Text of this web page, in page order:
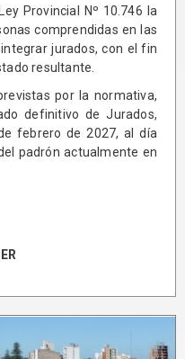
Provincial Nº 10.746 la
comprendidas en las
jurados, con el fin
resultante.
por la normativa,
definitivo de Jurados,
febrero de 2027, al día
padrón actualmente en